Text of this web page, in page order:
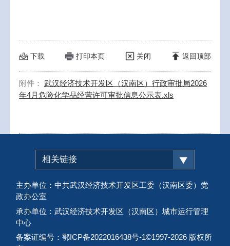
下载 打印本页 关闭 返回顶部
附件：武汉经济技术开发区（汉南区）行政审批局2026
年4月危险化学品经营许可审批信息公示表.xls
相关链接
主办单位：中共武汉经济技术开发区工委（汉南区委）党
政办公室
承办单位：武汉经济技术开发区（汉南区）城市运行管理
中心
备案证编号：鄂ICP备2022016438号-1©1997-2026 版权所